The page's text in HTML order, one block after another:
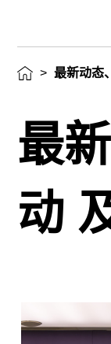
> 最新动态
最
动